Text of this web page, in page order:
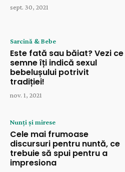
sept. 30, 2021
Sarcină & Bebe
Este fată sau băiat? Vezi ce
semne îți indică sexul
bebelușului potrivit
tradiției!
nov. 1, 2021
Nunți și mirese
Cele mai frumoase
discursuri pentru nuntă, ce
trebuie să spui pentru a
impresiona